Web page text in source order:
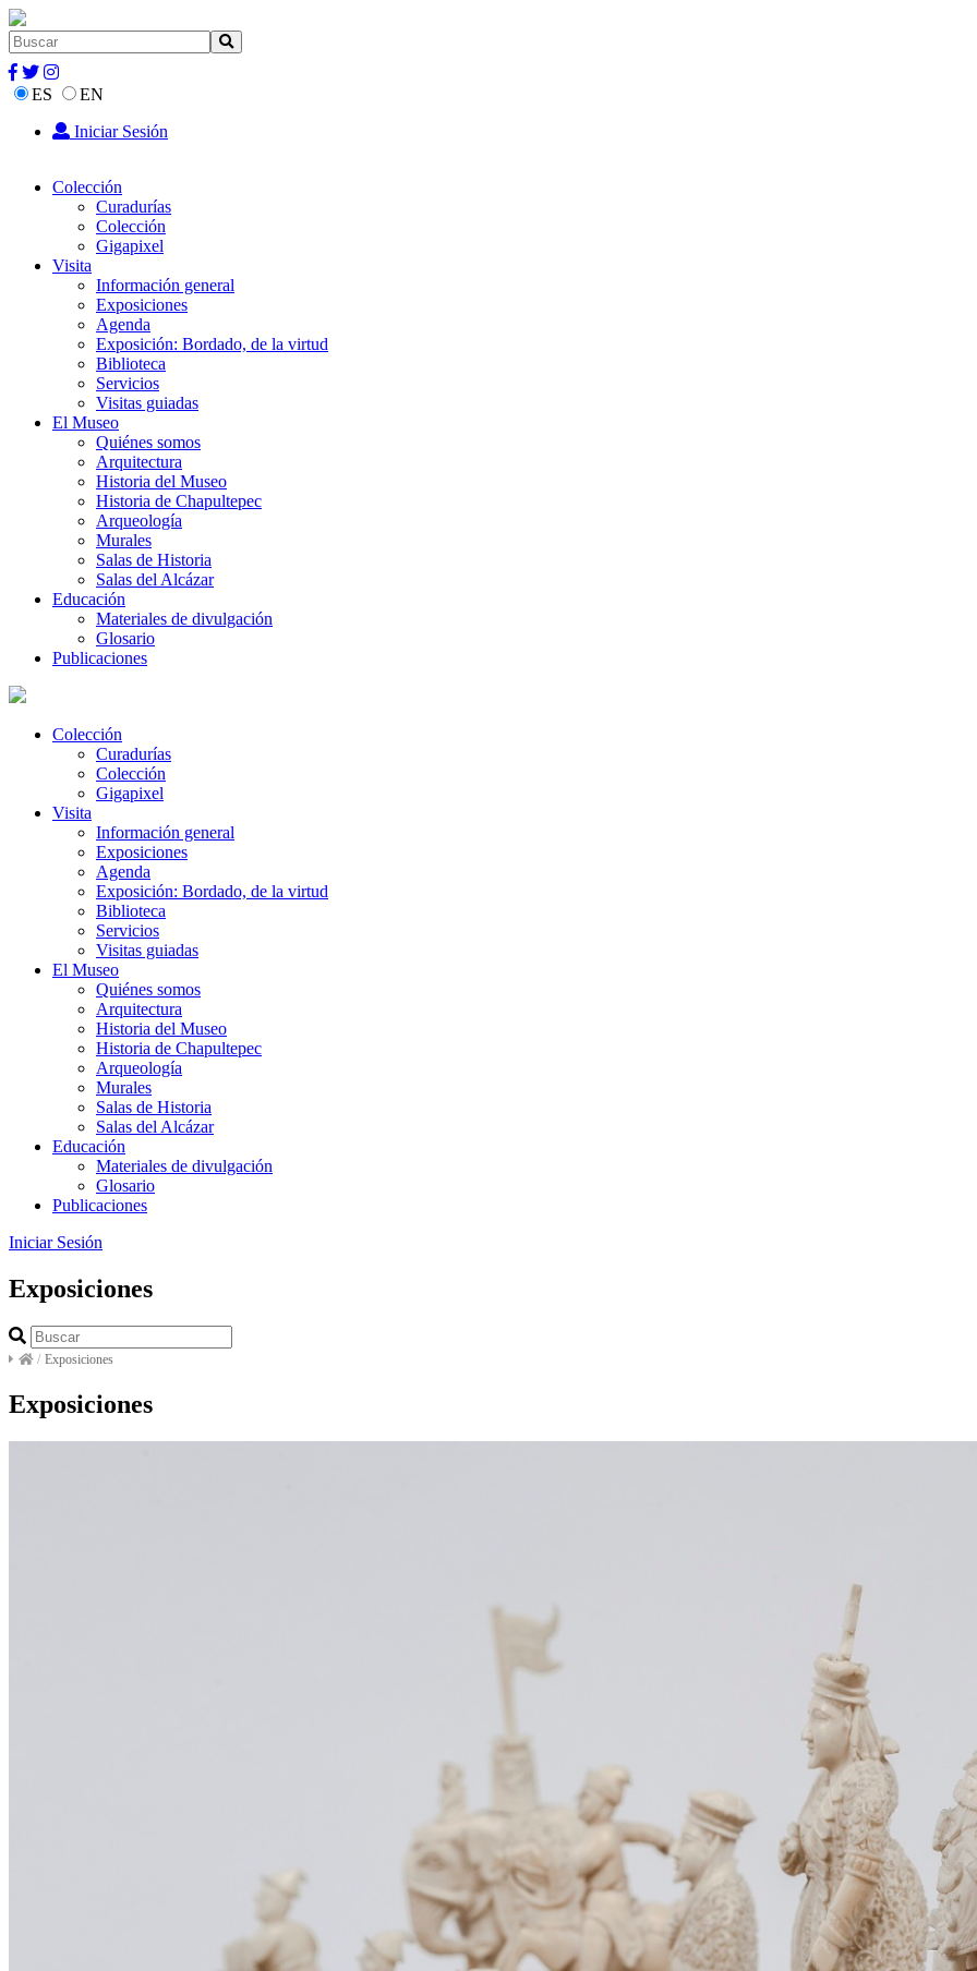
ES
EN
Iniciar Sesión
Colección
Curadurías
Colección
Gigapixel
Visita
Información general
Exposiciones
Agenda
Exposición: Bordado, de la virtud
Biblioteca
Servicios
Visitas guiadas
El Museo
Quiénes somos
Arquitectura
Historia del Museo
Historia de Chapultepec
Arqueología
Murales
Salas de Historia
Salas del Alcázar
Educación
Materiales de divulgación
Glosario
Publicaciones
Colección
Curadurías
Colección
Gigapixel
Visita
Información general
Exposiciones
Agenda
Exposición: Bordado, de la virtud
Biblioteca
Servicios
Visitas guiadas
El Museo
Quiénes somos
Arquitectura
Historia del Museo
Historia de Chapultepec
Arqueología
Murales
Salas de Historia
Salas del Alcázar
Educación
Materiales de divulgación
Glosario
Publicaciones
Iniciar Sesión
Exposiciones
/ Exposiciones
Exposiciones